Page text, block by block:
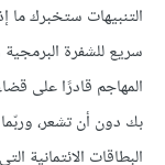
التنبيهات ستخبرك ما
سريع للشفرة
بك دون أن تشعر،
البطاقات الائتمانية